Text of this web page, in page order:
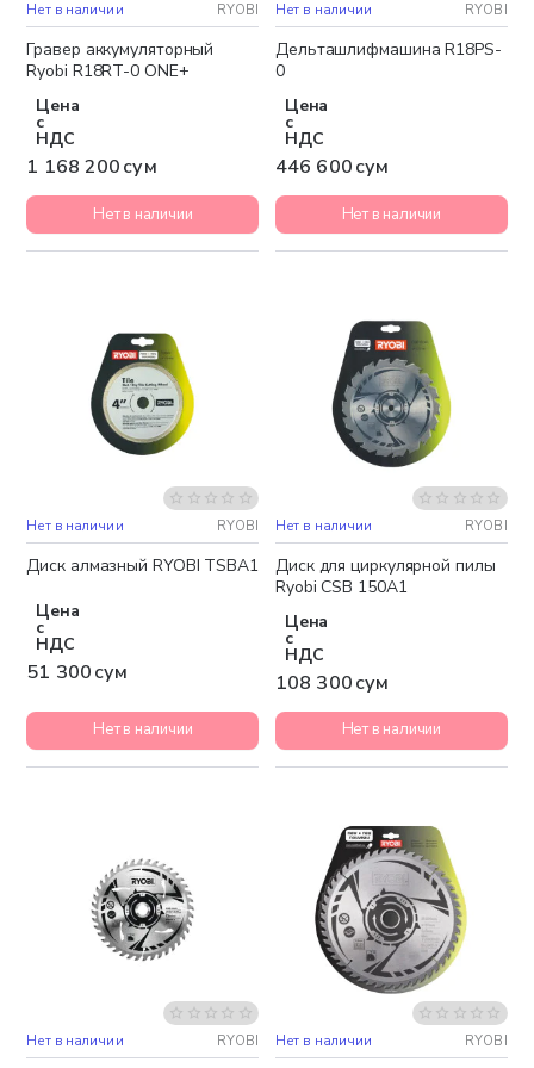
Бесплатная доставка
Нет в наличии RYOBI
Гравер аккумуляторный
Ryobi R18RT-0 ONE+
Цена
с
НДС
1 168 200 сум
Нет в наличии
Нет в наличии RYOBI
Дельташлифмашина R18PS-
0
Цена
с
НДС
446 600 сум
Нет в наличии
Нет в наличии RYOBI
Диск алмазный RYOBI TSBA1
Цена
с
НДС
51 300 сум
Нет в наличии
Нет в наличии RYOBI
Диск для циркулярной пилы
Ryobi CSB 150A1
Цена
с
НДС
108 300 сум
Нет в наличии
Нет в наличии RYOBI Нет в наличии RYOBI